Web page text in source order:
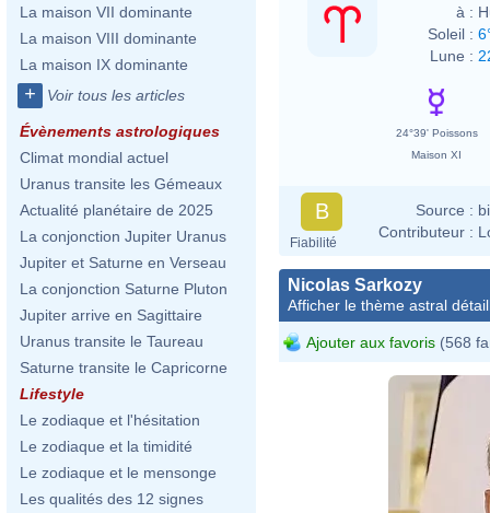
La maison VII dominante
La maison VIII dominante
La maison IX dominante
+ Voir tous les articles
Évènements astrologiques
Climat mondial actuel
Uranus transite les Gémeaux
Actualité planétaire de 2025
La conjonction Jupiter Uranus
Jupiter et Saturne en Verseau
La conjonction Saturne Pluton
Jupiter arrive en Sagittaire
Uranus transite le Taureau
Saturne transite le Capricorne
Lifestyle
Le zodiaque et l'hésitation
Le zodiaque et la timidité
Le zodiaque et le mensonge
Les qualités des 12 signes
à :
Soleil :
Lune :
24°39' Poissons
Maison XI
B
Fiabilité
Source :
Contributeur :
Nicolas Sarkozy
Afficher le thème astral
Ajouter aux favoris (568